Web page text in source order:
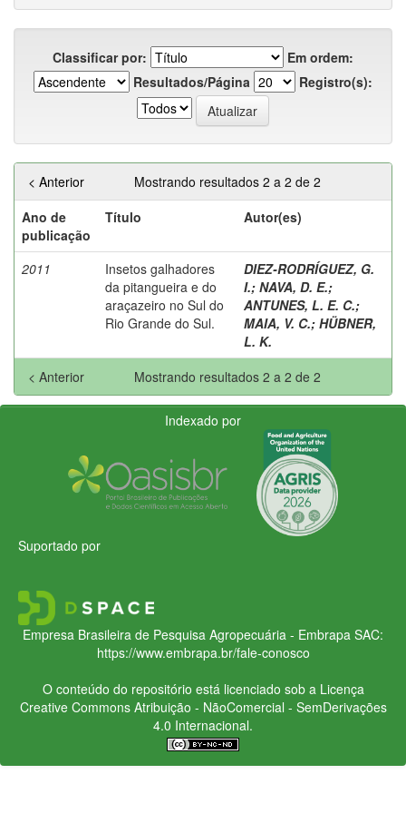
Classificar por:
Em ordem:
Resultados/Página
Registro(s):
Mostrando resultados 2 a 2 de 2
< Anterior
Ano de
publicação
Título Autor(es)
2011
Insetos galhadores
da pitangueira e do
araçazeiro no Sul do
Rio Grande do Sul.
DIEZ-RODRÍGUEZ, G.
I.; NAVA, D. E.;
ANTUNES, L. E. C.;
MAIA, V. C.; HÜBNER,
L. K.
Mostrando resultados 2 a 2 de 2
< Anterior
Indexado por
Suportado por
Empresa Brasileira de Pesquisa Agropecuária - Embrapa SAC:
https://www.embrapa.br/fale-conosco
O conteúdo do repositório está licenciado sob a Licença
Creative CommonsAtribuição - NãoComercial - SemDerivações
4.0 Internacional.